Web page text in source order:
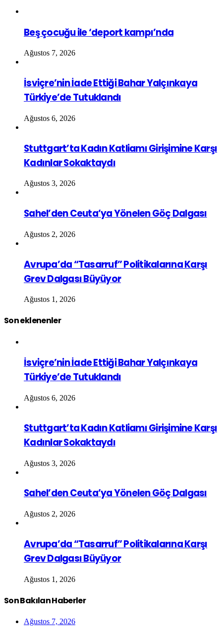
Beş çocuğu ile ‘deport kampı’nda
Ağustos 7, 2026
İsviçre’nin İade Ettiği Bahar Yalçınkaya
Türkiye’de Tutuklandı
Ağustos 6, 2026
Stuttgart’ta Kadın Katliamı Girişimine Karşı
Kadınlar Sokaktaydı
Ağustos 3, 2026
Sahel’den Ceuta’ya Yönelen Göç Dalgası
Ağustos 2, 2026
Avrupa’da “Tasarruf” Politikalarına Karşı
Grev Dalgası Büyüyor
Ağustos 1, 2026
Son eklenenler
İsviçre’nin İade Ettiği Bahar Yalçınkaya
Türkiye’de Tutuklandı
Ağustos 6, 2026
Stuttgart’ta Kadın Katliamı Girişimine Karşı
Kadınlar Sokaktaydı
Ağustos 3, 2026
Sahel’den Ceuta’ya Yönelen Göç Dalgası
Ağustos 2, 2026
Avrupa’da “Tasarruf” Politikalarına Karşı
Grev Dalgası Büyüyor
Ağustos 1, 2026
Son Bakılan Haberler
Ağustos 7, 2026